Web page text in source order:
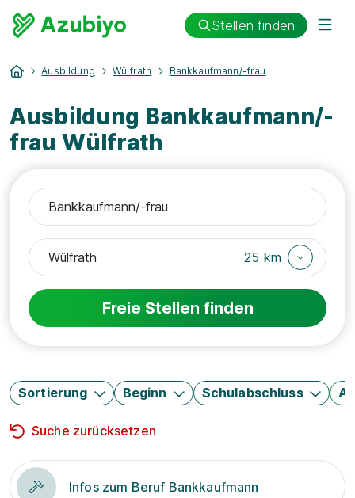
Stellen finden
Ausbildung Wülfrath Bankkaufmann/-frau
Ausbildung Bankkaufmann/-
frau Wülfrath
25 km
Freie Stellen finden
Sortierung Beginn Schulabschluss
Suche zurücksetzen
Infos zum Beruf Bankkaufmann